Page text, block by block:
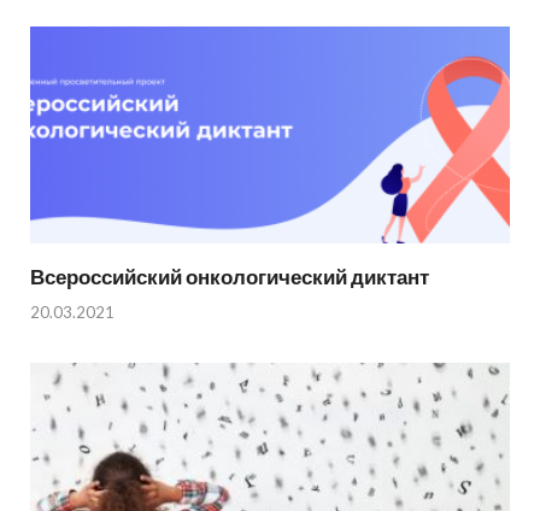
Всероссийский онкологический диктант
20.03.2021